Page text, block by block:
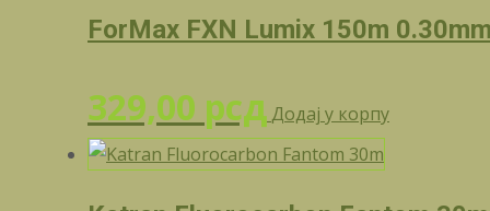
ForMax FXN Lumix 150m 0.30mm
329,00 рсд Додај у корпу